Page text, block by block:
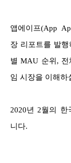
앱에이프(App
장 리포트를 발
별 MAU 순위, 전
임 시장을 이해하
2020년 2월의 한
니다.